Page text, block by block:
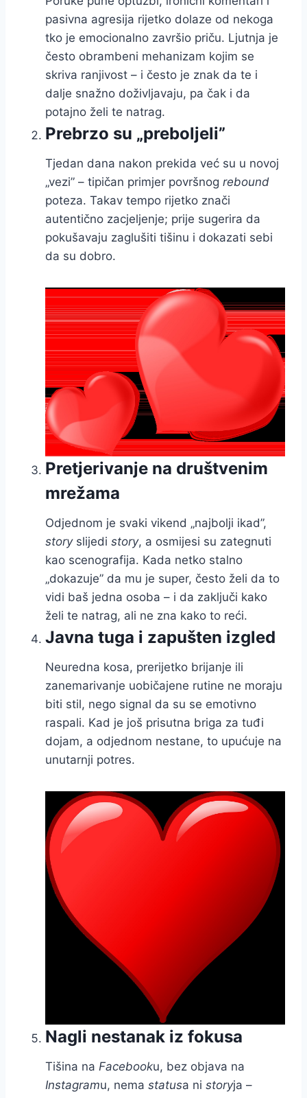
pasivna agresija rijetko dolaze od nekoga
tko je emocionalno završio priču. Ljutnja je
često obrambeni mehanizam kojim se
skriva ranjivost – i često je znak da te i
dalje snažno doživljavaju, pa čak i da
potajno želi te natrag.
Prebrzo su „preboljeli”
Tjedan dana nakon prekida već su u novoj
„vezi” – tipičan primjer površnog rebound
poteza. Takav tempo rijetko znači
autentično zacjeljenje; prije sugerira da
pokušavaju zaglušiti tišinu i dokazati sebi
da su dobro.
Pretjerivanje na društvenim
mrežama
Odjednom je svaki vikend „najbolji ikad”,
storyslijedi story, a osmijesi su zategnuti
kao scenografija. Kada netko stalno
„dokazuje” da mu je super, često želi da to
vidi baš jedna osoba – i da zaključi kako
želi te natrag, ali ne zna kako to reći.
Javna tuga i zapušten izgled
Neuredna kosa, prerijetko brijanje ili
zanemarivanje uobičajene rutine ne moraju
biti stil, nego signal da su se emotivno
raspali. Kad je još prisutna briga za tuđi
dojam, a odjednom nestane, to upućuje na
unutarnji potres.
Nagli nestanak iz fokusa
Tišina na Facebooku, bez objava na
Instagramu, nema statusa ni storyja –